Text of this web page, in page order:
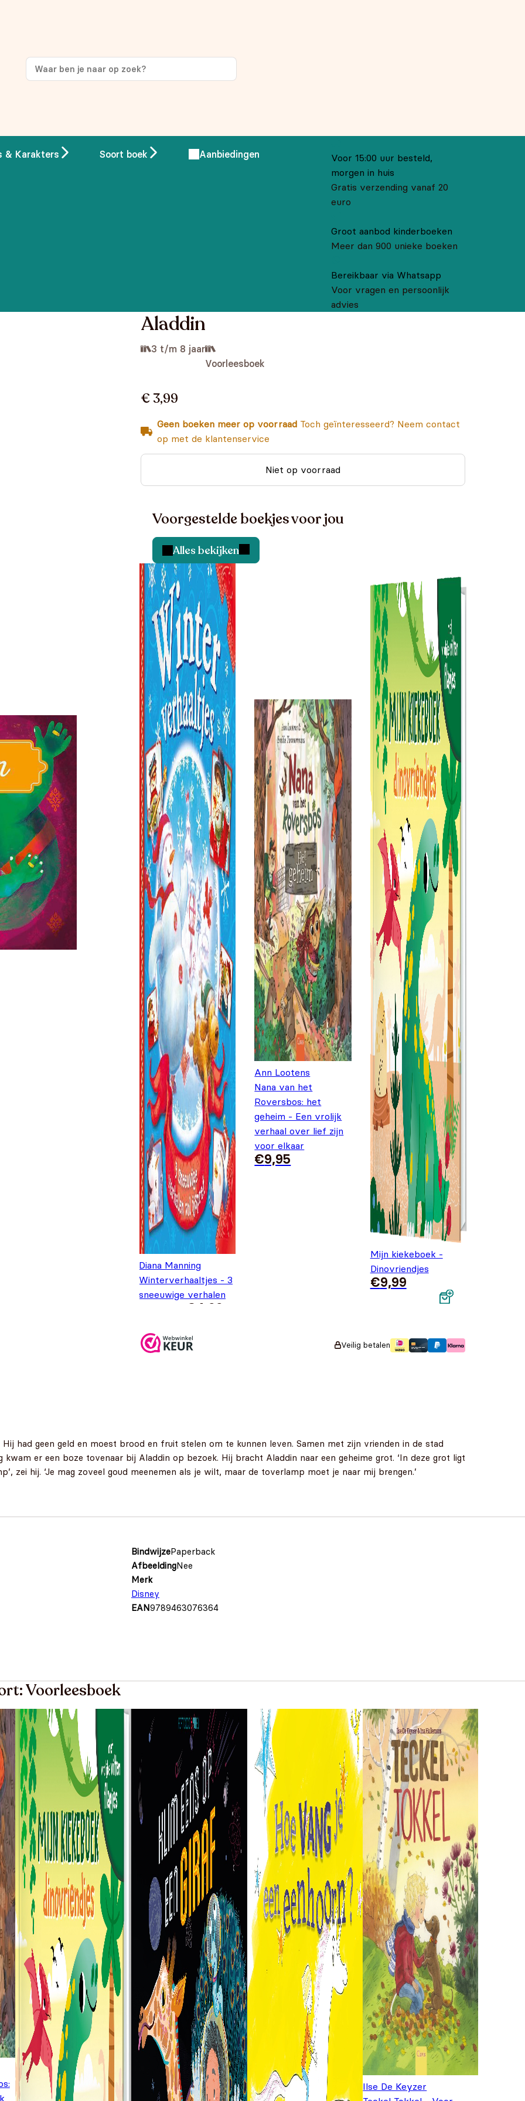
& Karakters Soort boek Aanbiedingen
Voor 15:00 uur besteld,
morgen in huis
Gratis verzending vanaf 20
euro
Groot aanbod kinderboeken
Meer dan 900 unieke boeken
Bereikbaar via Whatsapp
Voor vragen en persoonlijk
advies
Aladdin
3 t/m 8 jaar
Voorleesboek
€ 3,99
Geen boeken meer op voorraad Toch geïnteresseerd? Neem contact
op met de klantenservice
Niet op voorraad
Voorgestelde boekjes voor jou
Alles bekijken
Diana Manning
Winterverhaaltjes - 3
sneeuwige verhalen
€ 4,99
Ann Lootens
Nana van het
Roversbos: het
geheim - Een vrolijk
verhaal over lief zijn
voor elkaar
€9,95
Mijn kiekeboek -
Dinovriendjes
€9,99
Veilig betalen
had geen geld en moest brood en fruit stelen om te kunnen leven. Samen met zijn vrienden in de stad
er een boze tovenaar bij Aladdin op bezoek. Hij bracht Aladdin naar een geheime grot. ‘In deze grot ligt
zei hij. ‘Je mag zoveel goud meenemen als je wilt, maar de toverlamp moet je naar mij brengen.’
BindwijzePaperback
AfbeeldingNee
Merk
Disney
EAN9789463076364
Voorleesboek
Ilse De Keyzer
op je eerste aankoop!